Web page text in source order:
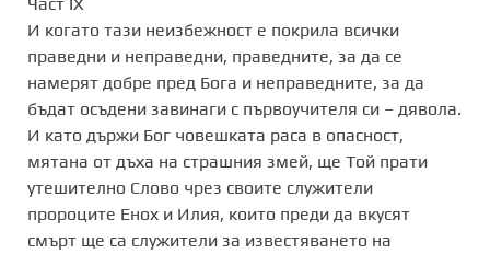
И когато тази неизбежност е покрила всички
праведни и неправедни, праведните, за да се
намерят добре пред Бога и неправедните, за да
бъдат осъдени завинаги с първоучителя си – дявола.
И като държи Бог човешката раса в опасност,
мятана от дъха на страшния змей, ще Той прати
утешително Слово чрез своите служители
пророците Енох и Илия, които преди да вкусят
смърт ще са служители за известяването на